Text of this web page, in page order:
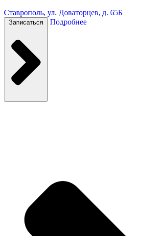
Ставрополь, ул. Доваторцев, д. 65Б
Записаться Подробнее